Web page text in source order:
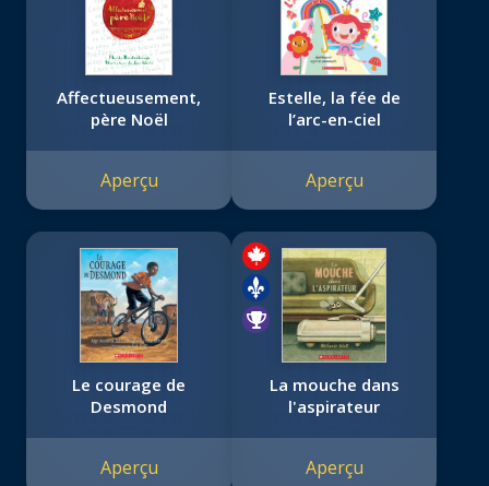
Affectueusement,
père Noël
Aperçu
Estelle, la fée de
l’arc-en-ciel
Aperçu
Le courage de
Desmond
Aperçu
La mouche dans
l'aspirateur
Aperçu